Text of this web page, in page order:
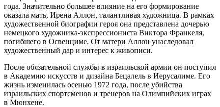
года. Значительно большее влияние на его формирование
оказала мать, Ирена Аллон, талантливая художница. В рамках
художественной биографии героя она представлена дочерью
немецкого художника-экспрессиониста Виктора Франкеля,
погибшего в Освенциме. От матери Аллон унаследовал
художественный дар и интерес к живописи.
После обязательной службы в израильской армии он поступил
в Академию искусств и дизайна Бецалель в Иерусалиме. Его
жизнь изменилась осенью 1972 года, после убийства
израильских спортсменов и тренеров на Олимпийских играх
в Мюнхене.